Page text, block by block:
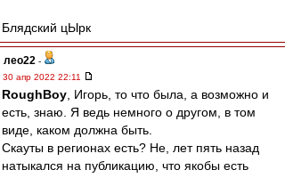
Блядский цЫрк
лео22 -
30 апр 2022 22:11
RoughBoy , Игорь, то что была, а возможно и
есть, знаю. Я ведь немного о другом, в том
виде, каком должна быть.
Скауты в регионах есть? Не, лет пять назад
натыкался на публикацию, что якобы есть